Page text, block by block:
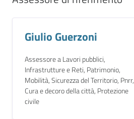
Giulio Guerzoni
Assessore a Lavori pubblici,
Infrastrutture e Reti, Patrimonio,
Mobilità, Sicurezza del Territorio, Pnrr,
Cura e decoro della città, Protezione
civile